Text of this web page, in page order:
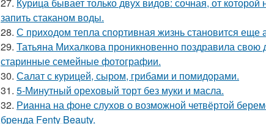
запить стаканом воды.
28. С приходом тепла спортивная жизнь становится еще
29. Татьяна Михалкова проникновенно поздравила
старинные семейные фотографии.
30. Салат с курицей, сыром, грибами и помидорами.
31. 5-Минутный ореховый торт без муки и масла.
32. Рианна на фоне слухов о возможной четвёртой
бренда Fenty Beauty.